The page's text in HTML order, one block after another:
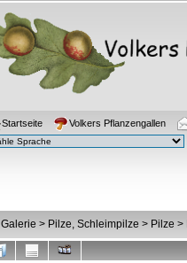
Startseite Volkers Pflanzengallen
Galerie > Pilze, Schleimpilze > Pilze >